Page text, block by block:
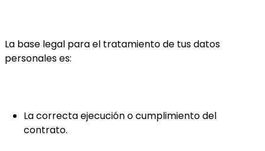
La base legal para el tratamiento de tus datos
personales es:
La correcta ejecución o cumplimiento del
contrato.